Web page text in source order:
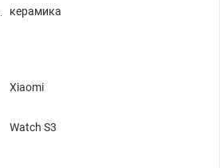
керамика
Xiaomi
Watch S3